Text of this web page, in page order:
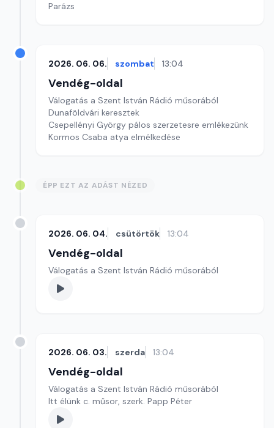
Parázs
2026. 06. 06. szombat 13:04
Vendég-oldal
Válogatás a Szent István Rádió műsorából
Dunaföldvári keresztek
Csepellényi György pálos szerzetesre emlékezünk
Kormos Csaba atya elmélkedése
ÉPP EZT AZ ADÁST NÉZED
2026. 06. 04. csütörtök 13:04
Vendég-oldal
Válogatás a Szent István Rádió műsorából
2026. 06. 03. szerda 13:04
Vendég-oldal
Válogatás a Szent István Rádió műsorából
Itt élünk c. műsor, szerk. Papp Péter